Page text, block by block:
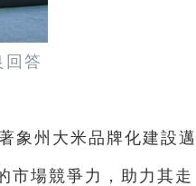
回答
象州大米品牌化建設邁
市場競爭力，助力其走